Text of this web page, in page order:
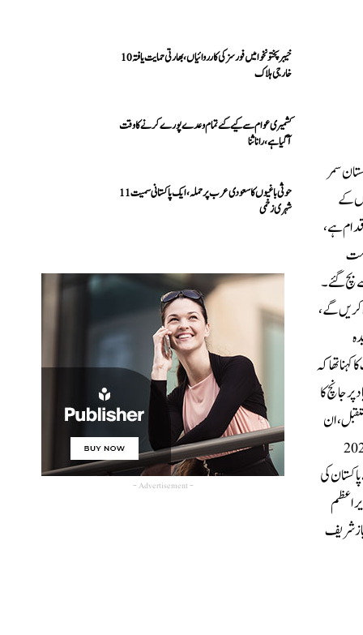
سمر
کے
ہے،
بچ گئے۔
کاری کریں گے،
تھا کہ
جانچ کا
ان
نے کہا کہ پاکستان موسمیاتی تبدیلیوں سے شدید متاثرہ 10 ملکوں میں شامل ہے، 2022
کی
ہے۔شہبازشریف
خیبرپختونخوا میں فورسز کی کارروائیاں، بھارتی حمایت یافتہ 10
خارجی ہلاک
کشمیری عوام سے کیے گئے تمام وعدے پورے کرنے کا وقت
آ گیا ہے، رانا ثنا
حوثی باغیوں کا سعودی عرب پر حملہ، ایک پاکستانی سمیت 11
شہری زخمی
- Advertisement -